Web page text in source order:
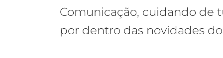
Comunicação, cuidando de
por dentro das novidades